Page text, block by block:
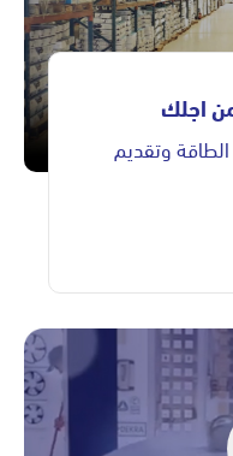
اجلك
الطاقة وتقديم